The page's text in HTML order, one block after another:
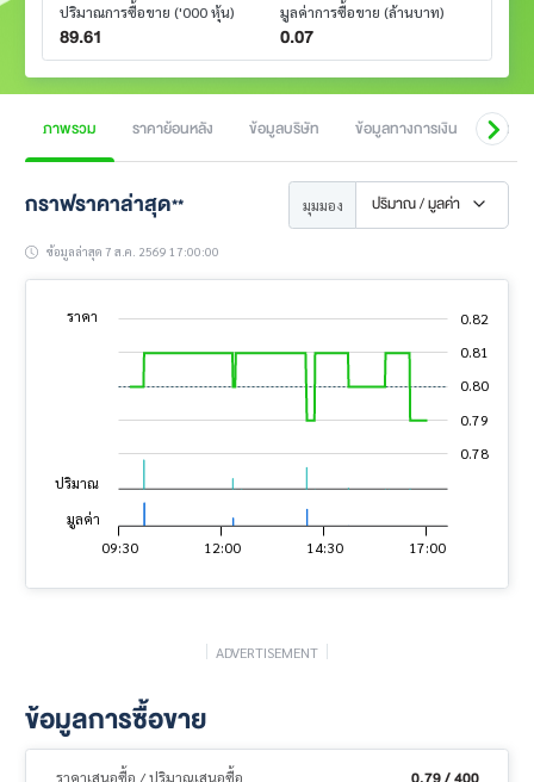
ปริมาณการซื้อขาย ('000 หุ้น) มูลค่าการซื้อขาย (ล้านบาท)
89.61 0.07
ภาพรวม ราคาย้อนหลัง ข้อมูลบริษัท ข้อมูลทางการเงิน สิทธิป
กราฟราคาล่าสุด** มุมมอง ปริมาณ / มูลค่า
ข้อมูลล่าสุด 7 ส.ค. 2569 17:00:00
0.78
0.76
0.77
0.78
0.79
0.80
0.81
0.82
0.83
L
04:30
02:00
23:30
07:00
09:30
19:00
16:30
19:30 17:00
14:30
12:00
ราคา
ปริมาณ
มูลค่า
ADVERTISEMENT
ข้อมูลการซื้อขาย
ราคาเสนอซื้อ / ปริมาณเสนอซื้อ